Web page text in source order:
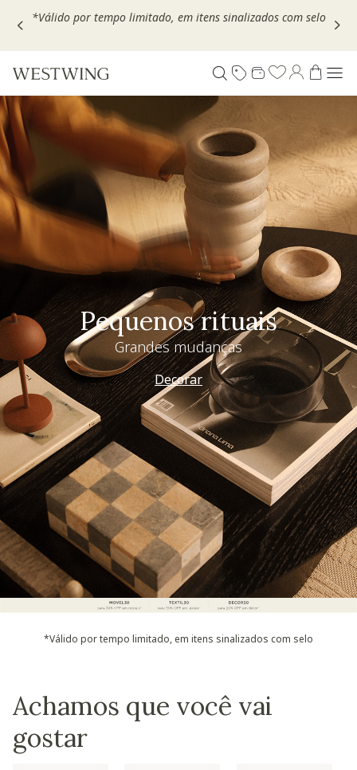
Escolha seu VOUCHER e ganhe até 30% OFF*: useMOVEL30,
Pequenos rituais
Grandes mudanças
Decorar
*Válido por tempo limitado, em itens sinalizados com selo
Achamos que você vai
gostar